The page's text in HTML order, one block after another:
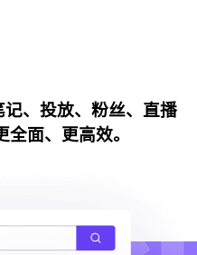
、投放、粉丝、直播
面、更高效。